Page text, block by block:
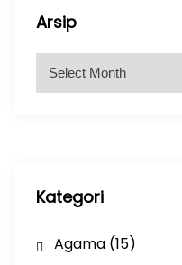
Arsip
Kategori
Agama(15)